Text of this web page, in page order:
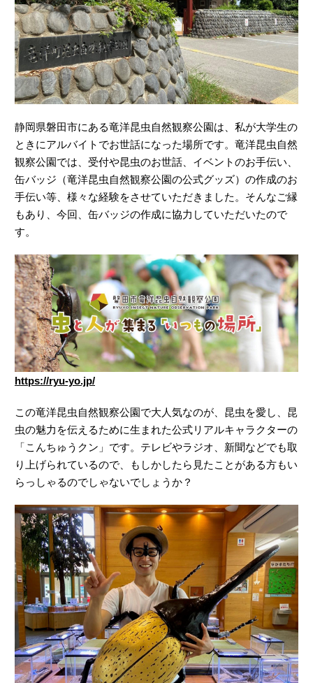
静岡県磐田市にある竜洋昆虫自然観察公園は、私が大学生の
ときにアルバイトでお世話になった場所です。竜洋昆虫自然
観察公園では、受付や昆虫のお世話、イベントのお手伝い、
缶バッジ（竜洋昆虫自然観察公園の公式グッズ）の作成のお
手伝い等、様々な経験をさせていただきました。そんなご縁
もあり、今回、缶バッジの作成に協力していただいたので
す。
https://ryu-yo.jp/
この竜洋昆虫自然観察公園で大人気なのが、昆虫を愛し、昆
虫の魅力を伝えるために生まれた公式リアルキャラクターの
「こんちゅうクン」です。テレビやラジオ、新聞などでも取
り上げられているので、もしかしたら見たことがある方もい
らっしゃるのでしゃないでしょうか？